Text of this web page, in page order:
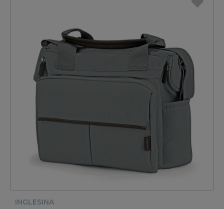
INGLESINA